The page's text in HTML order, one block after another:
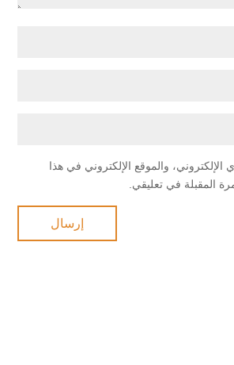
والموقع الإلكتروني في هذا
المقبلة في تعليقي.